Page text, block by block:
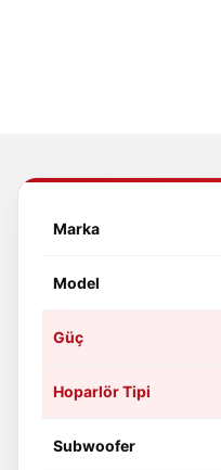
Marka
Model
Güç
Hoparlör Tipi
Subwoofer